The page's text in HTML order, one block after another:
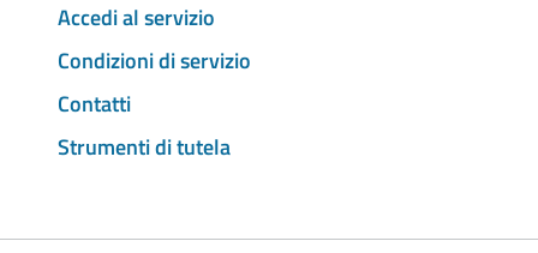
Accedi al servizio
Condizioni di servizio
Contatti
Strumenti di tutela